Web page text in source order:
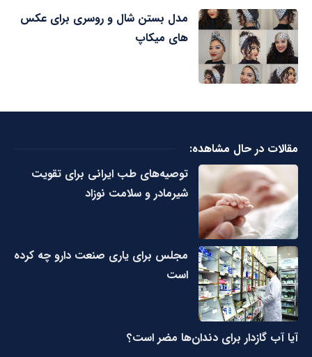
مدل بستن شال و روسری برای عکس
های میکاپ
مقالات در حال مشاهده:
توصیه‌های طب ایرانی برای تقویت
شیرمادر و سلامت نوزاد
مجلس برای یاری صنعت دارو چه کرده
است
آیا آب گازدار برای دندان‌ها مضر است؟